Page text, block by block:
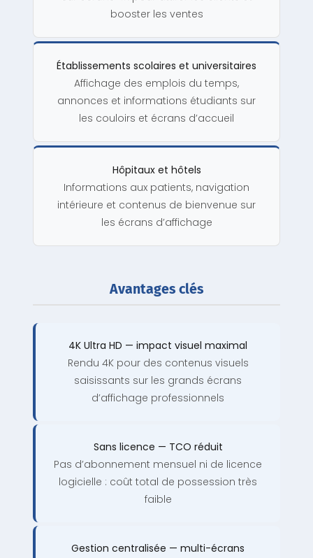
booster les ventes
Établissements scolaires et universitaires
Affichage des emplois du temps,
annonces et informations étudiants sur
les couloirs et écrans d’accueil
Hôpitaux et hôtels
Informations aux patients, navigation
intérieure et contenus de bienvenue sur
les écrans d’affichage
Avantages clés
4K Ultra HD — impact visuel maximal
Rendu 4K pour des contenus visuels
saisissants sur les grands écrans
d’affichage professionnels
Sans licence — TCO réduit
Pas d’abonnement mensuel ni de licence
logicielle : coût total de possession très
faible
Gestion centralisée — multi-écrans